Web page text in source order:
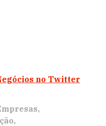
no Twitter